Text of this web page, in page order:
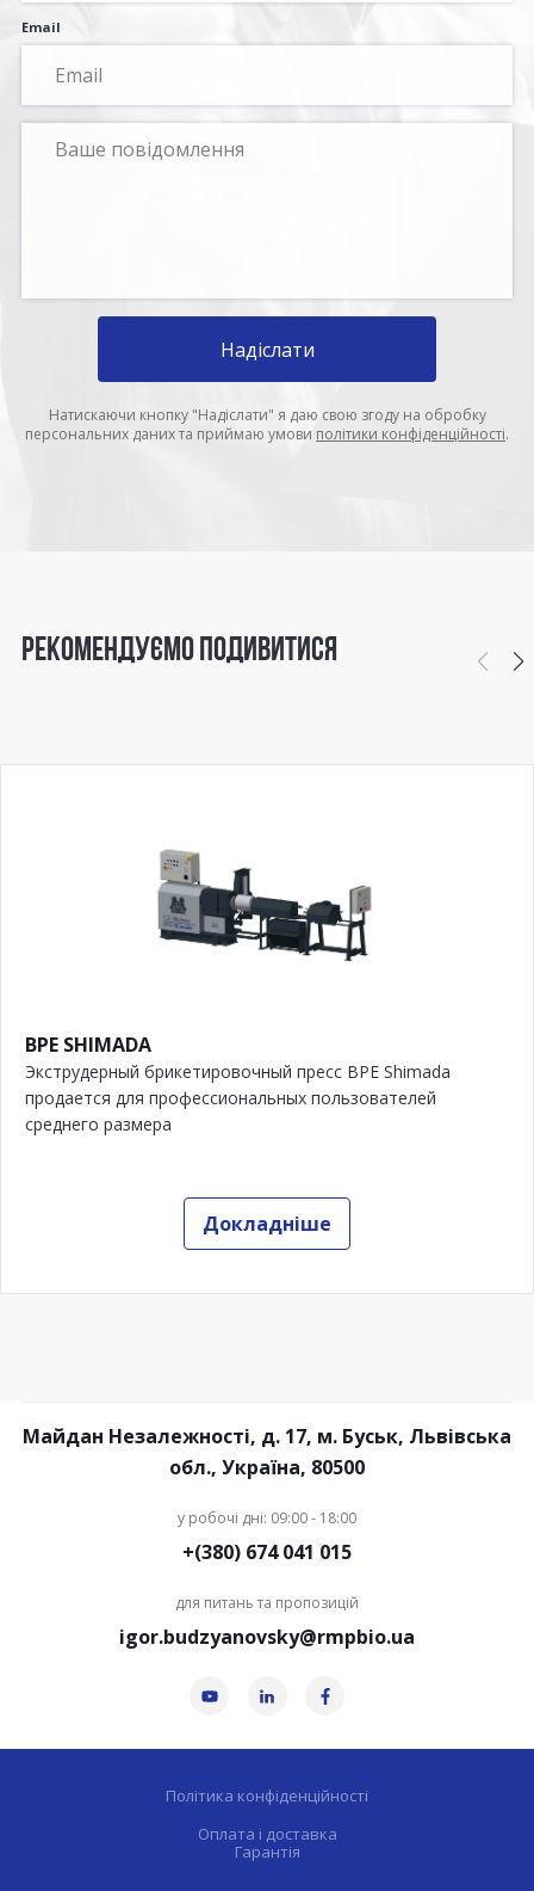
Email
Надіслати
Натискаючи кнопку "Надіслати" я даю свою згоду на обробку
персональних даних та приймаю умови політики конфіденційності.
РЕКОМЕНДУЄМО ПОДИВИТИСЯ
BPE SHIMADA
Экструдерный брикетировочный пресс BPE Shimada
продается для профессиональных пользователей
среднего размера
Докладніше
Майдан Незалежності, д. 17, м. Буськ, Львівська
обл., Україна, 80500
у робочі дні: 09:00 - 18:00
+(380) 674 041 015
для питань та пропозицій
igor.budzyanovsky@rmpbio.ua
Політика конфіденційності
Оплата і доставка
Гарантія